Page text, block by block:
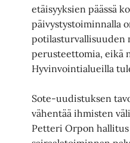
etäisyyksien päässä
päivystystoiminnalla
potilasturvallisuuden
perusteettomia, eikä
Hyvinvointialueilla
Sote-uudistuksen
vähentää ihmisten
Petteri Orpon